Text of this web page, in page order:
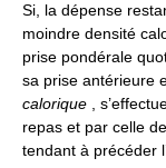
Si, la dépense
moindre densité
prise pondérale
sa prise antérieure
calorique ,
repas et par celle
tendant à précéder